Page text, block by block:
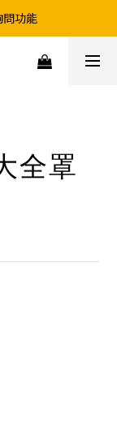
惠
功能
問庫存
全罩